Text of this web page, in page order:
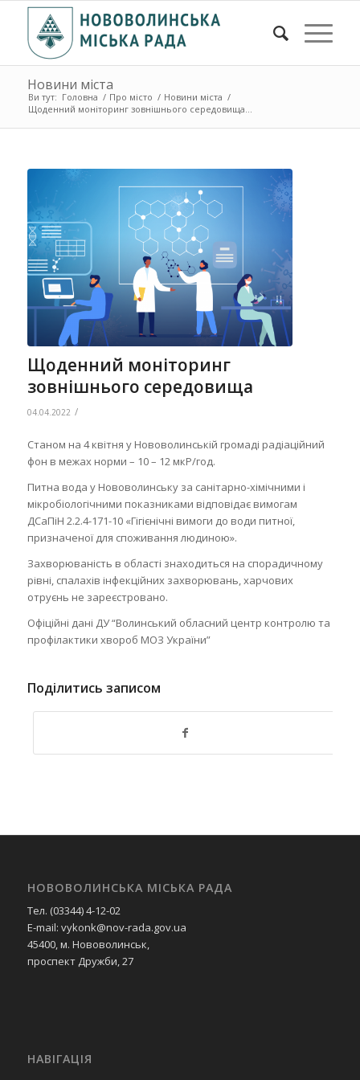
Новини міста
Ви тут: Головна / Про місто / Новини міста /
Щоденний моніторинг зовнішнього середовища...
Щоденний моніторинг
зовнішнього середовища
04.04.2022 /
Станом на 4 квітня у Нововолинській громаді радіаційний
фон в межах норми – 10 – 12 мкР/год.
Питна вода у Нововолинську за санітарно-хімічними і
мікробіологічними показниками відповідає вимогам
ДСаПіН 2.2.4-171-10 «Гігієнічні вимоги до води питної,
призначеної для споживання людиною».
Захворюваність в області знаходиться на спорадичному
рівні, спалахів інфекційних захворювань, харчових
отруєнь не зареєстровано.
Офіційні дані ДУ “Волинський обласний центр контролю та
профілактики хвороб МОЗ України”
Поділитись записом
НОВОВОЛИНСЬКА МІСЬКА РАДА
Тел. (03344) 4-12-02
E-mail: vykonk@nov-rada.gov.ua
45400, м. Нововолинськ,
проспект Дружби, 27
НАВІГАЦІЯ